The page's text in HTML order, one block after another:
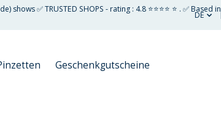
✅ TRUSTED SHOPS - rating : 4.8 ⭐⭐⭐⭐ ⭐ . ✅ Based in
DE
Geschenkgutscheine